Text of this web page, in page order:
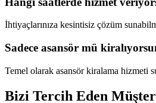
İhtiyaçlarınıza kesintisiz çözüm
Sadece asansör mü
Temel olarak asansör kiralama hizmeti
Bizi Tercih Eden